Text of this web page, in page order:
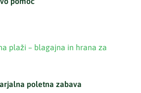
poletna zabava